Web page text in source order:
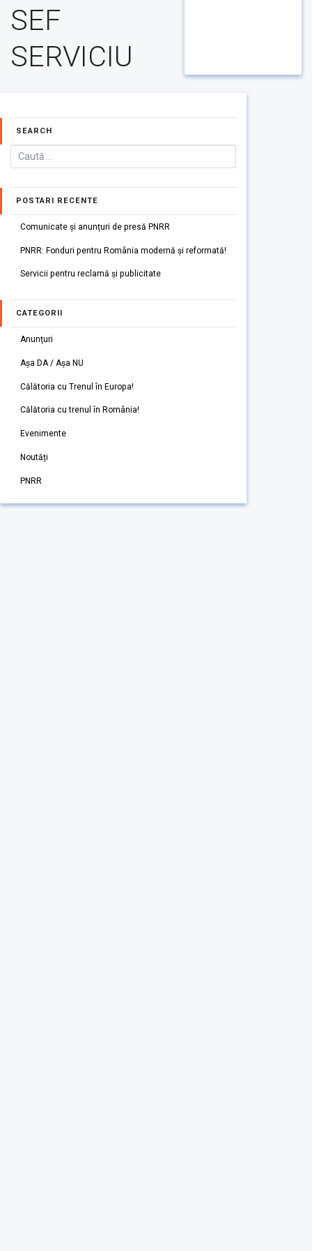
SEF
SERVICIU
SEARCH
POSTARI RECENTE
Comunicate și anunțuri de presă PNRR
PNRR: Fonduri pentru România modernă și reformată!
Servicii pentru reclamă și publicitate
CATEGORII
Anunțuri
Așa DA / Așa NU
Călătoria cu Trenul în Europa!
Călătoria cu trenul în România!
Evenimente
Noutăți
PNRR